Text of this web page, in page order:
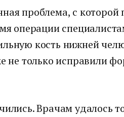
проблема, с которой
операции
кость нижней
не только исправили
Врачам удалось